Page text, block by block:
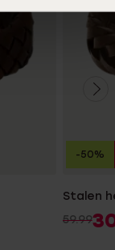
Stalen
59.99
-50%